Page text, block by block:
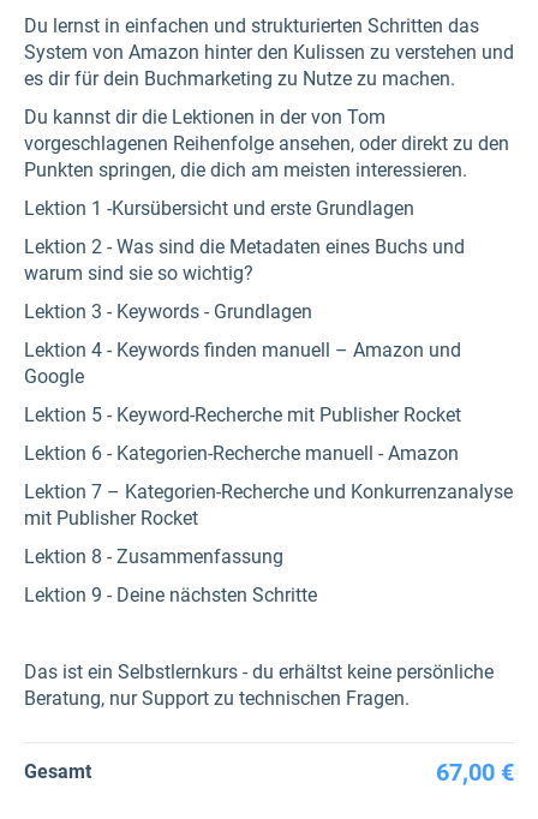
Du lernst in einfachen und strukturierten Schritten das
System von Amazon hinter den Kulissen zu verstehen und
es dir für dein Buchmarketing zu Nutze zu machen.
Du kannst dir die Lektionen in der von Tom
vorgeschlagenen Reihenfolge ansehen, oder direkt zu den
Punkten springen, die dich am meisten interessieren.
Lektion 1 -Kursübersicht und erste Grundlagen
Lektion 2 - Was sind die Metadaten eines Buchs und
warum sind sie so wichtig?
Lektion 3 - Keywords - Grundlagen
Lektion 4 - Keywords finden manuell – Amazon und
Google
Lektion 5 - Keyword-Recherche mit Publisher Rocket
Lektion 6 - Kategorien-Recherche manuell - Amazon
Lektion 7 – Kategorien-Recherche und Konkurrenzanalyse
mit Publisher Rocket
Lektion 8 - Zusammenfassung
Lektion 9 - Deine nächsten Schritte
Das ist ein Selbstlernkurs - du erhältst keine persönliche
Beratung, nur Support zu technischen Fragen.
Gesamt 67,00 €